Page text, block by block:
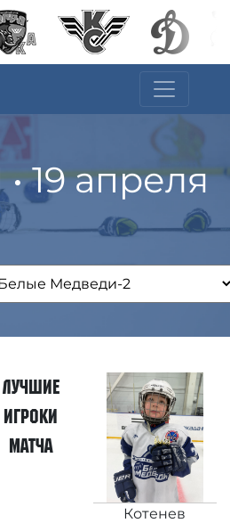
19 апреля
Лучшие
игроки
матча
Котенев